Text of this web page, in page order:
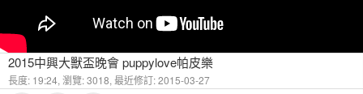
2015中興大獸盃晚會 puppylove帕皮樂
長度: 19:24, 瀏覽: 3018, 最近修訂: 2015-03-27